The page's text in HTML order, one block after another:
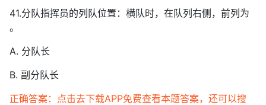
41.分队指挥员的列队位置：横队时，在队列右侧，前列为
。
A. 分队长
B. 副分队长
正确答案：点击去下载APP免费查看本题答案，还可以搜